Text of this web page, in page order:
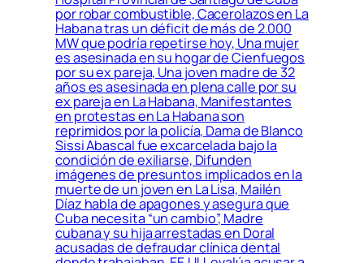
por robar combustible, Cacerolazos en La
Habana tras un déficit de más de 2.000
MW que podría repetirse hoy, Una mujer
es asesinada en su hogar de Cienfuegos
por su ex pareja, Una joven madre de 32
años es asesinada en plena calle por su
ex pareja en La Habana, Manifestantes
en protestas en La Habana son
reprimidos por la policía, Dama de Blanco
Sissi Abascal fue excarcelada bajo la
condición de exiliarse, Difunden
imágenes de presuntos implicados en la
muerte de un joven en La Lisa, Mailén
Díaz habla de apagones y asegura que
Cuba necesita “un cambio”, Madre
cubana y su hija arrestadas en Doral
acusadas de defraudar clínica dental